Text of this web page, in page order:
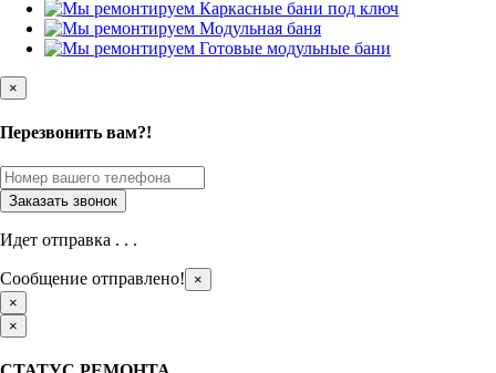
×
Перезвонить вам?!
Идет отправка . . .
Сообщение отправлено!
×
×
×